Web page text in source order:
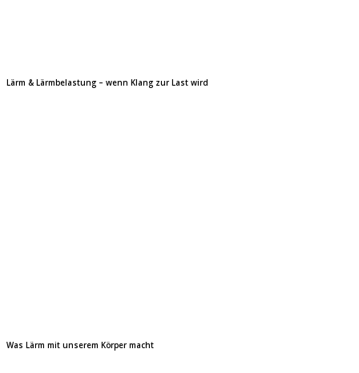
Lärm & Lärmbelastung – wenn Klang zur Last wird
Was Lärm mit unserem Körper macht